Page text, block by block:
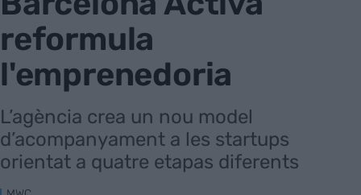
reformula
l'emprenedoria
L’agència crea un nou model
d’acompanyament a les startups
orientat a quatre etapas diferents